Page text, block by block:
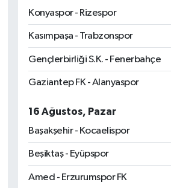
Konyaspor - Rizespor
Kasımpaşa - Trabzonspor
Gençlerbirliği S.K. - Fenerbahçe
Gaziantep FK - Alanyaspor
16 Ağustos, Pazar
Başakşehir - Kocaelispor
Beşiktaş - Eyüpspor
Amed - Erzurumspor FK